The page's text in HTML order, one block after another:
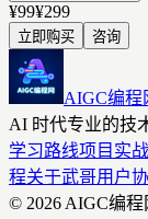
¥99¥299
立即购买 咨询
AIGC编程
AI 时代专业的技
学习路线项目实
程关于武哥用户
© 2026 AIGC编程